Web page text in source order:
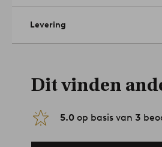
Levering
Dit vinden
5.0 op basis van 3